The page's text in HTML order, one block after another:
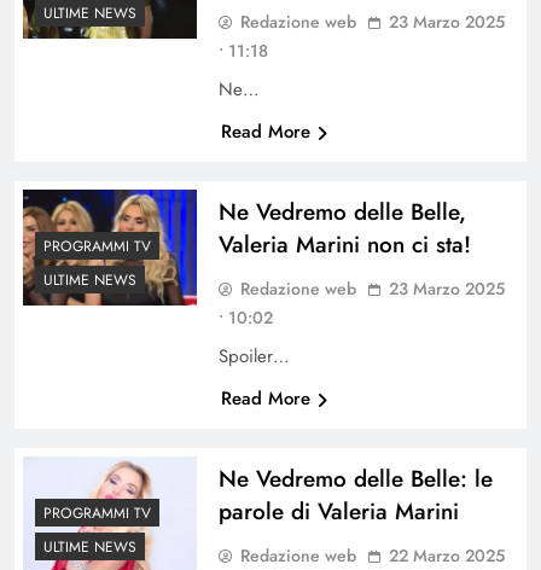
ULTIME NEWS
Redazione web
23 Marzo 2025
• 11:18
Ne…
Read More
PROGRAMMI TV
ULTIME NEWS
Ne Vedremo delle Belle,
Valeria Marini non ci sta!
Redazione web
23 Marzo 2025
• 10:02
Spoiler…
Read More
PROGRAMMI TV
ULTIME NEWS
Ne Vedremo delle Belle: le
parole di Valeria Marini
Redazione web
22 Marzo 2025